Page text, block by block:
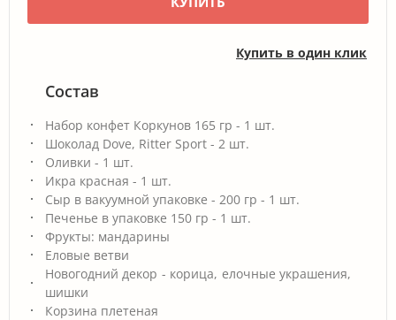
Купить в один клик
Состав
Набор конфет Коркунов 165 гр - 1 шт.
Шоколад Dove, Ritter Sport - 2 шт.
Оливки - 1 шт.
Икра красная - 1 шт.
Сыр в вакуумной упаковке - 200 гр - 1 шт.
Печенье в упаковке 150 гр - 1 шт.
Фрукты: мандарины
Еловые ветви
Новогодний декор - корица, елочные украшения,
шишки
Корзина плетеная